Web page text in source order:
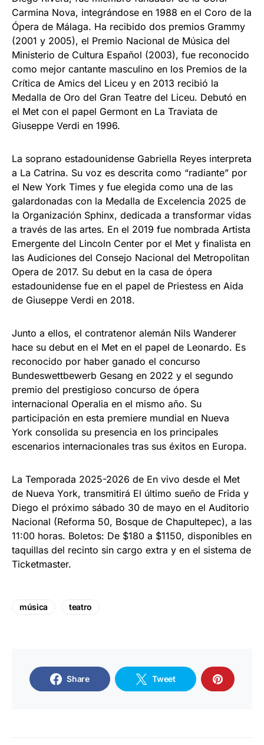
Carmina Nova, integrándose en 1988 en el Coro de la
Ópera de Málaga. Ha recibido dos premios Grammy
(2001 y 2005), el Premio Nacional de Música del
Ministerio de Cultura Español (2003), fue reconocido
como mejor cantante masculino en los Premios de la
Crítica de Amics del Liceu y en 2013 recibió la
Medalla de Oro del Gran Teatre del Liceu. Debutó en
el Met con el papel Germont en La Traviata de
Giuseppe Verdi en 1996.
La soprano estadounidense Gabriella Reyes interpreta
a La Catrina. Su voz es descrita como “radiante” por
el New York Times y fue elegida como una de las
galardonadas con la Medalla de Excelencia 2025 de
la Organización Sphinx, dedicada a transformar vidas
a través de las artes. En el 2019 fue nombrada Artista
Emergente del Lincoln Center por el Met y finalista en
las Audiciones del Consejo Nacional del Metropolitan
Opera de 2017. Su debut en la casa de ópera
estadounidense fue en el papel de Priestess en Aida
de Giuseppe Verdi en 2018.
Junto a ellos, el contratenor alemán Nils Wanderer
hace su debut en el Met en el papel de Leonardo. Es
reconocido por haber ganado el concurso
Bundeswettbewerb Gesang en 2022 y el segundo
premio del prestigioso concurso de ópera
internacional Operalia en el mismo año. Su
participación en esta premiere mundial en Nueva
York consolida su presencia en los principales
escenarios internacionales tras sus éxitos en Europa.
La Temporada 2025-2026 de En vivo desde el Met
de Nueva York, transmitirá El último sueño de Frida y
Diego el próximo sábado 30 de mayo en el Auditorio
Nacional (Reforma 50, Bosque de Chapultepec), a las
11:00 horas. Boletos: De $180 a $1150, disponibles en
taquillas del recinto sin cargo extra y en el sistema de
Ticketmaster.
música teatro
Share Tweet